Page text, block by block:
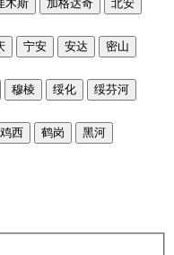
木斯 加格达奇 北安
宁安 安达 密山
穆棱 绥化 绥芬河
鸡西 鹤岗 黑河